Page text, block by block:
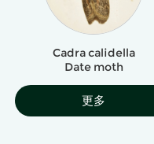
Cadra calidella
Date moth
更多